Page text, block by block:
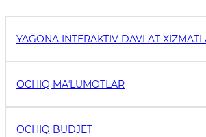
YAGONA INTERAKTIV DAVLAT
OCHIQ MAʼLUMOTLAR
OCHIQ BUDJET